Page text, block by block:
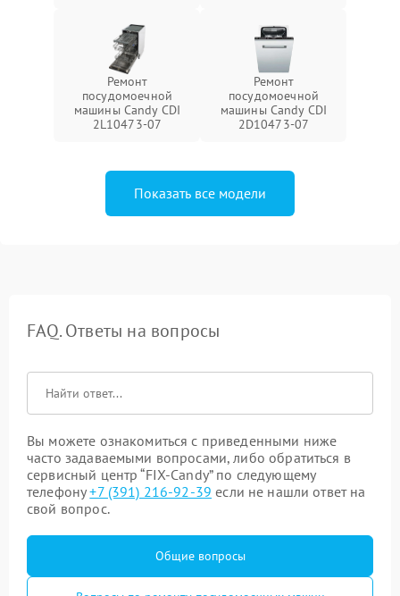
Ремонт
посудомоечной
машины Candy CDI
2L10473-07
Ремонт
посудомоечной
машины Candy CDI
2D10473-07
Показать все модели
FAQ. Ответы на вопросы
Вы можете ознакомиться с приведенными ниже
часто задаваемыми вопросами, либо обратиться в
сервисный центр “FIX-Candy” по следующему
телефону+7 (391) 216-92-39 если не нашли ответ на
свой вопрос.
Общие вопросы